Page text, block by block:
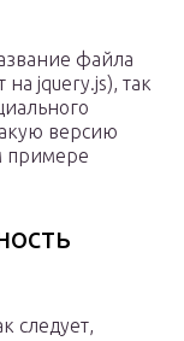
файла
jquery.js), так
версию
примере
следует,